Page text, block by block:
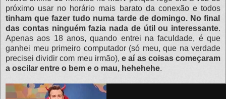
próximo usar no horário mais barato da conexão e todos
tinham que fazer tudo numa tarde de domingo. No final
das contas ninguém fazia nada de útil ou interessante.
Apenas aos 18 anos, quando entrei na faculdade, é que
ganhei meu primeiro computador (só meu, que na verdade
precisei dividir com meu irmão),e aí as coisas começaram
a oscilar entre o bem e o mau, hehehehe.